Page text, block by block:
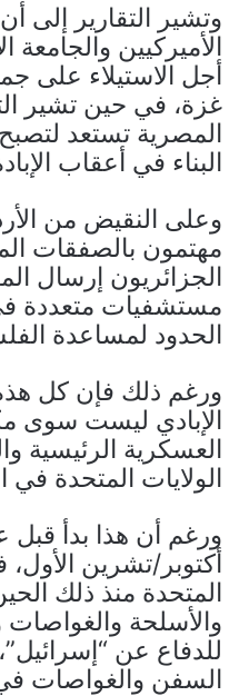
وتشير التقارير إلى
الأميركيين
أجل الاستيلاء على
غزة، في حين تشير
المصرية تستعد
البناء في أعقاب
وعلى النقيض من
مهتمون بالصفقات
الجزائريون إرسال
مستشفيات متعددة
الحدود لمساعدة
ورغم ذلك فإن كل
الإبادي ليست سوى
العسكرية الرئيسية
الولايات المتحدة في
ورغم أن هذا بدأ
أكتوبر/تشرين
المتحدة منذ ذلك
والأسلحة
للدفاع عن
السفن والغواصات في